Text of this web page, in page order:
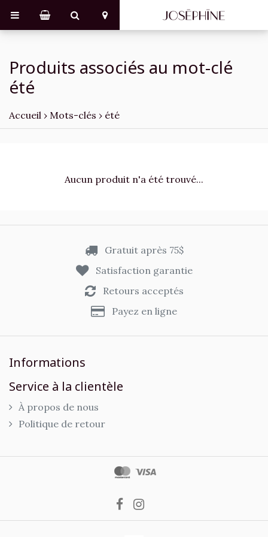
Produits associés au mot-clé
été
Accueil › Mots-clés › été
Aucun produit n'a été trouvé...
Gratuit après 75$
Satisfaction garantie
Retours acceptés
Payez en ligne
Informations
Service à la clientèle
À propos de nous
Politique de retour